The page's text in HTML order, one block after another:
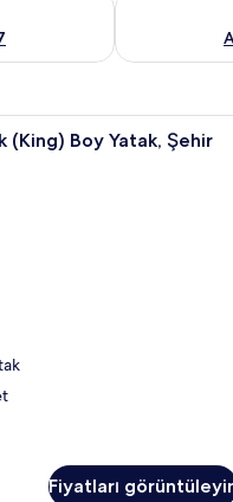
Kaliteli yatak takımı, minibar,
(King) Boy Yatak, Şehir
Fiyatları